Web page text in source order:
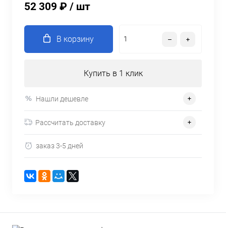
52 309 ₽ / шт
В корзину
Купить в 1 клик
Нашли дешевле
Рассчитать доставку
заказ 3-5 дней